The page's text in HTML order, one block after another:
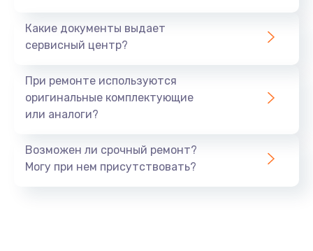
Какие документы выдает
сервисный центр?
При ремонте используются
оригинальные комплектующие
или аналоги?
Возможен ли срочный ремонт?
Могу при нем присутствовать?